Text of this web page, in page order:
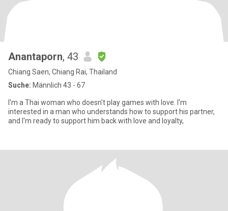
Anantaporn, 43
Chiang Saen, Chiang Rai, Thailand
Suche: Männlich 43 - 67
I'm a Thai woman who doesn't play games with love. I'm
interested in a man who understands how to support his partner,
and I'm ready to support him back with love and loyalty,